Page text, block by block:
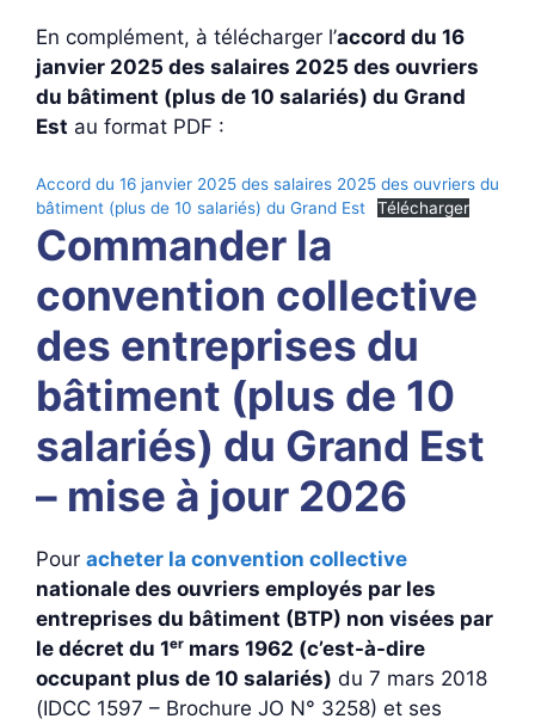
En complément, à télécharger l’accord du 16
janvier 2025 des salaires 2025 des ouvriers
du bâtiment (plus de 10 salariés) du Grand
Est au format PDF :
Accord du 16 janvier 2025 des salaires 2025 des ouvriers du
bâtiment (plus de 10 salariés) du Grand Est
Télécharger
Commander la
convention collective
des entreprises du
bâtiment (plus de 10
salariés) du Grand Est
– mise à jour 2026
Pour acheter la convention collective
nationale des ouvriers employés par les
entreprises du bâtiment (BTP) non visées par
le décret du 1ᵉʳ mars 1962 (c’est-à-dire
occupant plus de 10 salariés) du 7 mars 2018
(IDCC 1597 – Brochure JO N° 3258) et ses